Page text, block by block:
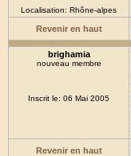
Localisation: Rhône-alpes
Revenir en haut
brighamia
nouveau membre
Inscrit le: 06 Mai 2005
Revenir en haut